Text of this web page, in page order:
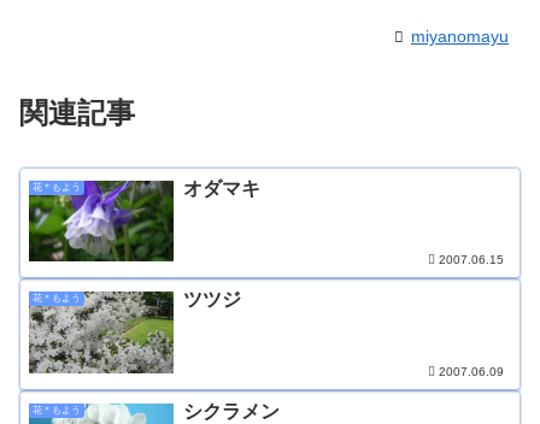
miyanomayu
関連記事
花＊もよう オダマキ
2007.06.15
花＊もよう ツツジ
2007.06.09
花＊もよう シクラメン